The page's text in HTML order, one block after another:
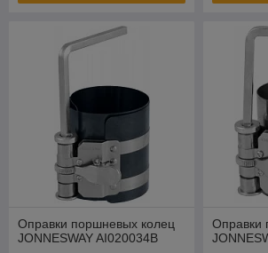
Оправки поршневых колец
JONNESWAY AI020034B
Оправки